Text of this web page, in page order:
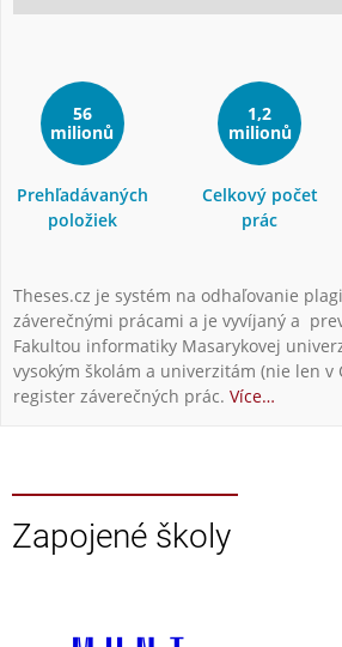
56
milionů
Prehľadávaných
položiek
1,2
milionů
Celkový počet
prác
Theses.cz je systém na odhaľovanie
záverečnými prácami a je vyvíjaný a
Fakultou informatiky Masarykovej
vysokým školám a univerzitám (nie len v
register záverečných prác. Více…
Zapojené školy